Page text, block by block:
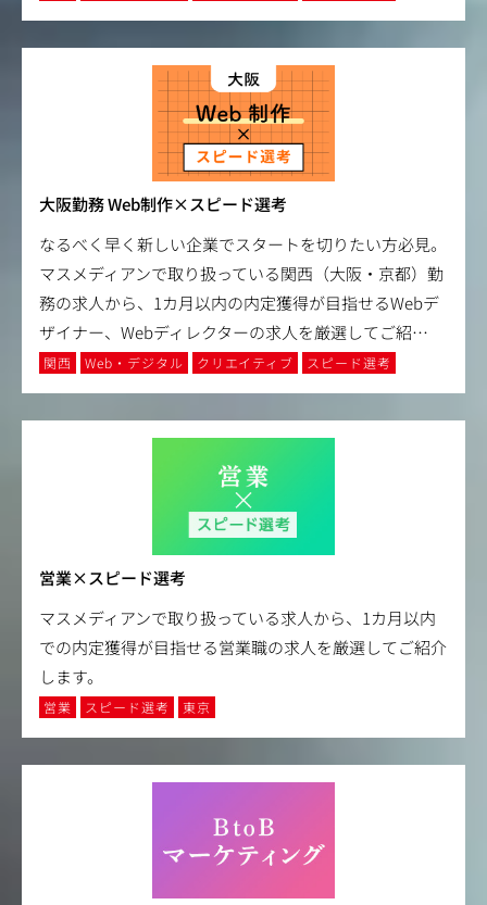
大阪勤務 Web制作×スピード選考
なるべく早く新しい企業でスタートを切りたい方必見。
マスメディアンで取り扱っている関西（大阪・京都）勤
務の求人から、1カ月以内の内定獲得が目指せるWebデ
ザイナー、Webディレクターの求人を厳選してご紹…
関西 Web・デジタル クリエイティブ スピード選考
営業×スピード選考
マスメディアンで取り扱っている求人から、1カ月以内
での内定獲得が目指せる営業職の求人を厳選してご紹介
します。
営業 スピード選考 東京